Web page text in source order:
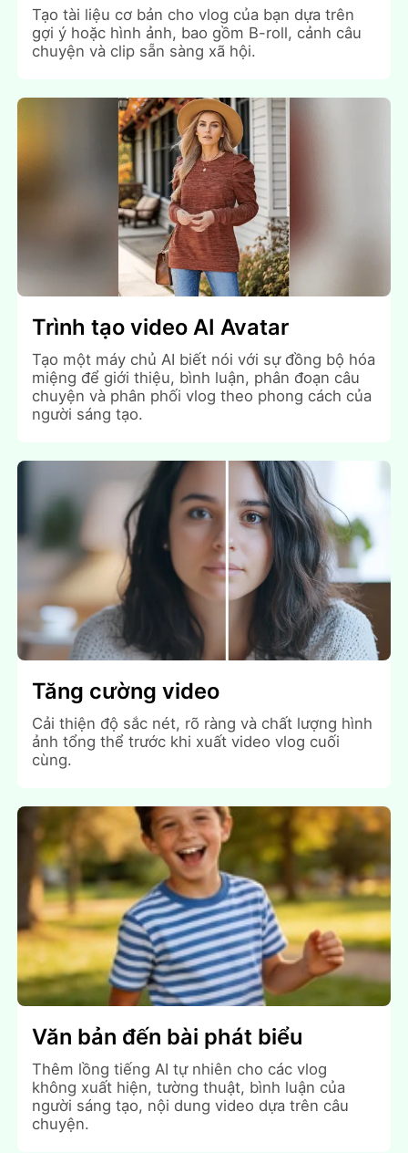
Tạo tài liệu cơ bản cho vlog của bạn dựa trên
gợi ý hoặc hình ảnh, bao gồm B-roll, cảnh câu
chuyện và clip sẵn sàng xã hội.
Trình tạo video AI Avatar
Tạo một máy chủ AI biết nói với sự đồng bộ hóa
miệng để giới thiệu, bình luận, phân đoạn câu
chuyện và phân phối vlog theo phong cách của
người sáng tạo.
Tăng cường video
Cải thiện độ sắc nét, rõ ràng và chất lượng hình
ảnh tổng thể trước khi xuất video vlog cuối
cùng.
Văn bản đến bài phát biểu
Thêm lồng tiếng AI tự nhiên cho các vlog
không xuất hiện, tường thuật, bình luận của
người sáng tạo, nội dung video dựa trên câu
chuyện.